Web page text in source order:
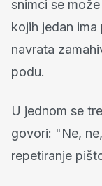
snimci se
kojih jedan
navrata
podu.
U jednom se
govori: "Ne,
repetiranje